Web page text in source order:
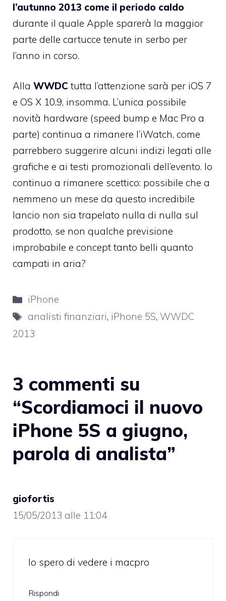
l’autunno 2013 come il periodo caldo
durante il quale Apple sparerà la maggior
parte delle cartucce tenute in serbo per
l’anno in corso.
Alla WWDC tutta l’attenzione sarà per iOS 7
e OS X 10.9, insomma. L’unica possibile
novità hardware (speed bump e Mac Pro a
parte) continua a rimanere l’iWatch, come
parrebbero suggerire alcuni indizi legati alle
grafiche e ai testi promozionali dell’evento. Io
continuo a rimanere scettico: possibile che a
nemmeno un mese da questo incredibile
lancio non sia trapelato nulla di nulla sul
prodotto, se non qualche previsione
improbabile e concept tanto belli quanto
campati in aria?
Categorie
iPhone
Tag
analisti finanziari, iPhone 5S, WWDC
2013
3 commenti su
“Scordiamoci il nuovo
iPhone 5S a giugno,
parola di analista”
giofortis
15/05/2013 alle 11:04
Io spero di vedere i macpro
Rispondi